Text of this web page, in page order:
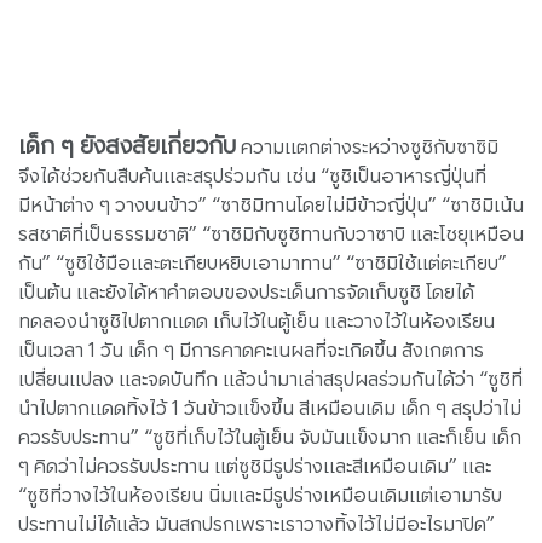
เด็ก ๆ ยังสงสัยเกี่ยวกับความแตกต่างระหว่างซูชิกับซาซิมิ
จึงได้ช่วยกันสืบค้นและสรุปร่วมกัน เช่น “ซูชิเป็นอาหารญี่ปุ่นที่
มีหน้าต่าง ๆ วางบนข้าว” “ซาชิมิทานโดยไม่มีข้าวญี่ปุ่น” “ซาชิมิเน้น
รสชาติที่เป็นธรรมชาติ” “ซาชิมิกับซูชิทานกับวาซาบิ และโชยุเหมือน
กัน” “ซูชิใช้มือและตะเกียบหยิบเอามาทาน” “ซาชิมิใช้แต่ตะเกียบ”
เป็นต้น และยังได้หาคำตอบของประเด็นการจัดเก็บซูชิ โดยได้
ทดลองนำซูชิไปตากแดด เก็บไว้ในตู้เย็น และวางไว้ในห้องเรียน
เป็นเวลา 1 วัน เด็ก ๆ มีการคาดคะเนผลที่จะเกิดขึ้น สังเกตการ
เปลี่ยนแปลง และจดบันทึก แล้วนำมาเล่าสรุปผลร่วมกันได้ว่า “ซูชิที่
นำไปตากแดดทิ้งไว้ 1 วันข้าวแข็งขึ้น สีเหมือนเดิม เด็ก ๆ สรุปว่าไม่
ควรรับประทาน” “ซูชิที่เก็บไว้ในตู้เย็น จับมันแข็งมาก และก็เย็น เด็ก
ๆ คิดว่าไม่ควรรับประทาน แต่ซูชิมีรูปร่างและสีเหมือนเดิม” และ
“ซูชิที่วางไว้ในห้องเรียน นิ่มและมีรูปร่างเหมือนเดิมแต่เอามารับ
ประทานไม่ได้แล้ว มันสกปรกเพราะเราวางทิ้งไว้ไม่มีอะไรมาปิด”